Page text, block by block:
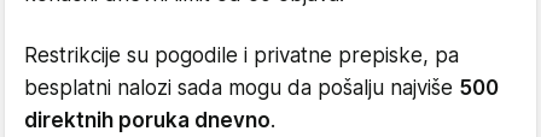
Restrikcije su pogodile i privatne prepiske, pa
besplatni nalozi sada mogu da pošalju najviše 500
direktnih poruka dnevno.